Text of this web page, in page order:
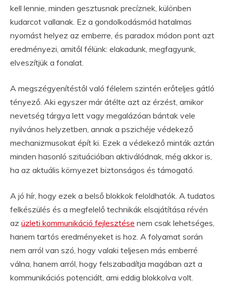
kell lennie, minden gesztusnak precíznek, különben
kudarcot vallanak. Ez a gondolkodásmód hatalmas
nyomást helyez az emberre, és paradox módon pont azt
eredményezi, amitől félünk: elakadunk, megfagyunk,
elveszítjük a fonalat.
A megszégyenítéstől való félelem szintén erőteljes gátló
tényező. Aki egyszer már átélte azt az érzést, amikor
nevetség tárgya lett vagy megalázóan bántak vele
nyilvános helyzetben, annak a pszichéje védekező
mechanizmusokat épít ki. Ezek a védekező minták aztán
minden hasonló szituációban aktiválódnak, még akkor is,
ha az aktuális környezet biztonságos és támogató.
A jó hír, hogy ezek a belső blokkok feloldhatók. A tudatos
felkészülés és a megfelelő technikák elsajátítása révén
az üzleti kommunikáció fejlesztése nem csak lehetséges,
hanem tartós eredményeket is hoz. A folyamat során
nem arról van szó, hogy valaki teljesen más emberré
válna, hanem arról, hogy felszabadítja magában azt a
kommunikációs potenciált, ami eddig blokkolva volt.